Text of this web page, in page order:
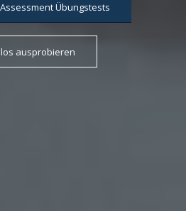
Übungstests
ausprobieren